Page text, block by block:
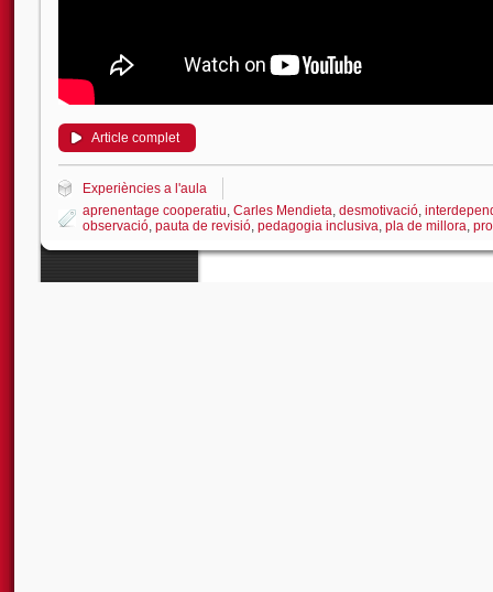
Article complet
Experiències a l'aula
aprenentage cooperatiu, Carles Mendieta, desmotivació,
observació, pauta de revisió, pedagogia inclusiva, pla de millora,